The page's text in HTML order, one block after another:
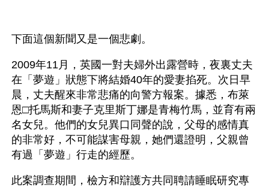
下面這個新聞又是一個悲劇。
2009年11月，英國一對夫婦外出露營時，夜裏丈夫
在「夢遊」狀態下將結婚40年的愛妻掐死。次日早
晨，丈夫醒來非常悲痛的向警方報案。據悉，布萊
恩□托馬斯和妻子克里斯丁娜是青梅竹馬，並育有兩
名女兒。他們的女兒異口同聲的說，父母的感情真
的非常好，不可能謀害母親，她們還證明，父親曾
有過「夢遊」行走的經歷。
此案調查期間，檢方和辯護方共同聘請睡眠研究專